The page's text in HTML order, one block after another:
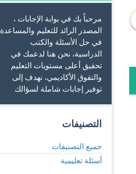
مرحباً بك في بوابة الإجابات ،
المصدر الرائد للتعليم والمساعدة
في حل الأسئلة والكتب
الدراسية، نحن هنا لدعمك في
تحقيق أعلى مستويات التعليم
والتفوق الأكاديمي، نهدف إلى
توفير إجابات شاملة لسؤالك
التصنيفات
جميع التصنيفات
أسئلة تعليمية